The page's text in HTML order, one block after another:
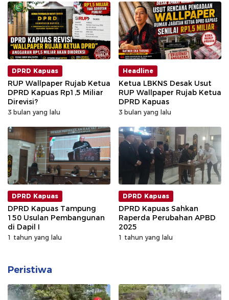
DPRD Kapuas
RUP Wallpaper Rujab Ketua
DPRD Kapuas Rp1,5 Miliar
Direvisi?
3 bulan yang lalu
Headline
Ketua LBKNS Desak Usut
RUP Wallpaper Rujab Ketua
DPRD Kapuas
3 bulan yang lalu
DPRD Kapuas
DPRD Kapuas Tampung
150 Usulan Pembangunan
di Dapil I
1 tahun yang lalu
DPRD Kapuas
DPRD Kapuas Sahkan
Raperda Perubahan APBD
2025
1 tahun yang lalu
Peristiwa